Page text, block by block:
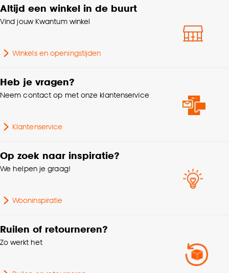
Altijd een winkel in de buurt
Vind jouw Kwantum winkel
Winkels en openingstijden
Heb je vragen?
Neem contact op met onze klantenservice
Klantenservice
Op zoek naar inspiratie?
We helpen je graag!
Wooninspiratie
Ruilen of retourneren?
Zo werkt het